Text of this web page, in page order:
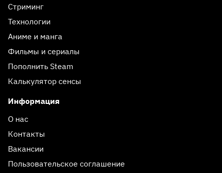
Стриминг
Технологии
Аниме и манга
Фильмы и сериалы
Пополнить Steam
Калькулятор сенсы
Информация
О нас
Контакты
Вакансии
Пользовательское соглашение